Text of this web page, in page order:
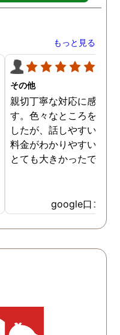
もっと見る
その他
親切丁寧な対応に感謝し
す。色々なところを探し
したが、話しやすいこと
料金がわかりやすいこと
とても大きかったです。
google口コミ